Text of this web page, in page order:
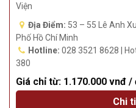
Viện
Địa Điểm: 53 – 55 Lê Anh
Phố Hồ Chí Minh
Hotline: 028 3521 8628 |
380
Giá chỉ từ: 1.170.000 vnđ /
Chi